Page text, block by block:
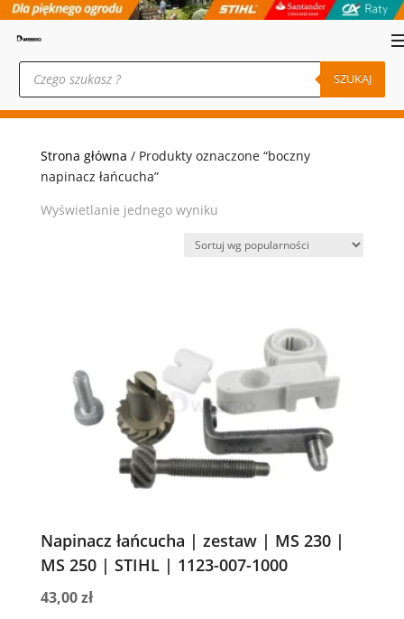
Wyszukiwarka
produktów SZUKAJ
Strona główna / Produkty oznaczone “boczny
napinacz łańcucha”
Wyświetlanie jednego wyniku
Napinacz łańcucha | zestaw | MS 230 |
MS 250 | STIHL | 1123-007-1000
43,00zł